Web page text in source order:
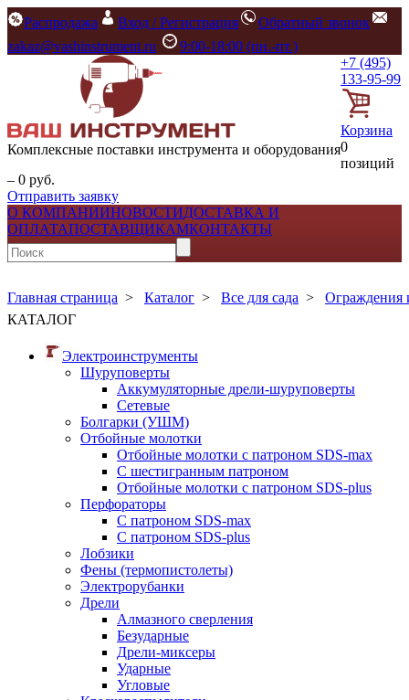
Распродажа Вход / Регистрация
Обратный звонок
zakaz@vashinstrument.ru
9:00-18:00 (пн.-пт.)
Комплексные поставки инструмента и оборудования
+7 (495)
133-95-99
Корзина
0
позиций
– 0 руб.
Отправить заявку
О КОМПАНИИНОВОСТИДОСТАВКА И
ОПЛАТАПОСТАВЩИКАМКОНТАКТЫ
Главная страница > Каталог > Все для сада > Ограждения
КАТАЛОГ
Электроинструменты
Шуруповерты
Аккумуляторные дрели-шуруповерты
Сетевые
Болгарки (УШМ)
Отбойные молотки
Отбойные молотки с патроном SDS-max
С шестигранным патроном
Отбойные молотки с патроном SDS-plus
Перфораторы
С патроном SDS-max
С патроном SDS-plus
Лобзики
Фены (термопистолеты)
Электрорубанки
Дрели
Алмазного сверления
Безударные
Дрели-миксеры
Ударные
Угловые